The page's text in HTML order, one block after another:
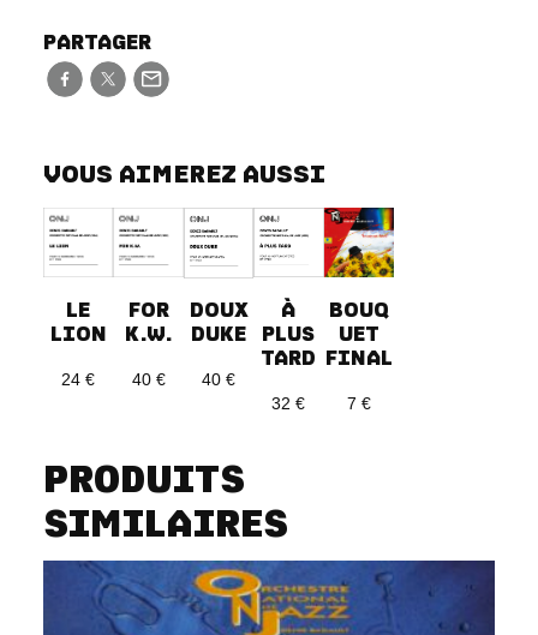
PARTAGER
VOUS AIMEREZ AUSSI
LE
LION
24€
FOR
K.W.
40 €
DOUX
DUKE
40 €
À
PLUS
TARD
32€
BOUQ
UET
FINAL
7 €
PRODUITS
SIMILAIRES